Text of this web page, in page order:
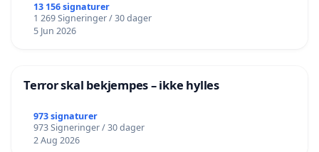
13 156 signaturer
1 269 Signeringer / 30 dager
5 Jun 2026
Terror skal bekjempes – ikke hylles
973 signaturer
973 Signeringer / 30 dager
2 Aug 2026